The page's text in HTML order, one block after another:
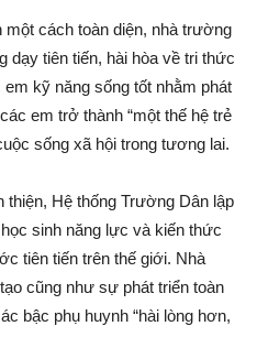
cách toàn diện, nhà trường
dạy tiên tiến, hài hòa về tri thức
kỹ năng sống tốt nhằm phát
em trở thành “một thế hệ trẻ
sống xã hội trong tương lai.
thiện, Hệ thống Trường Dân lập
sinh năng lực và kiến thức
tiên tiến trên thế giới. Nhà
cũng như sự phát triển toàn
bậc phụ huynh “hài lòng hơn,